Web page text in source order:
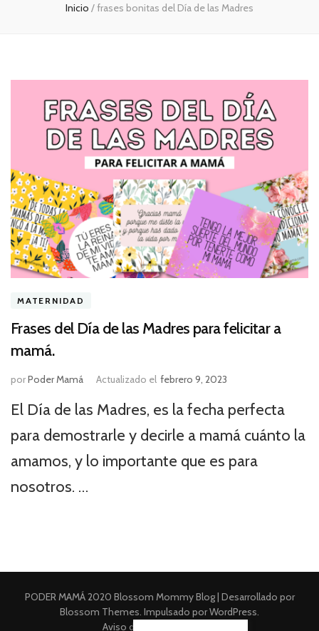
Inicio /frases bonitas del Día de las Madres
MATERNIDAD
Frases del Día de las Madres para felicitar a
mamá.
porPoder Mamá Actualizado el febrero 9, 2023
El Día de las Madres, es la fecha perfecta
para demostrarle y decirle a mamá cuánto la
amamos, y lo importante que es para
nosotros. …
PODER MAMÁ 2020 Blossom Mommy Blog | Desarrollado por
Blossom Themes. Impulsado porWordPress.
Aviso de Privacidad Integral